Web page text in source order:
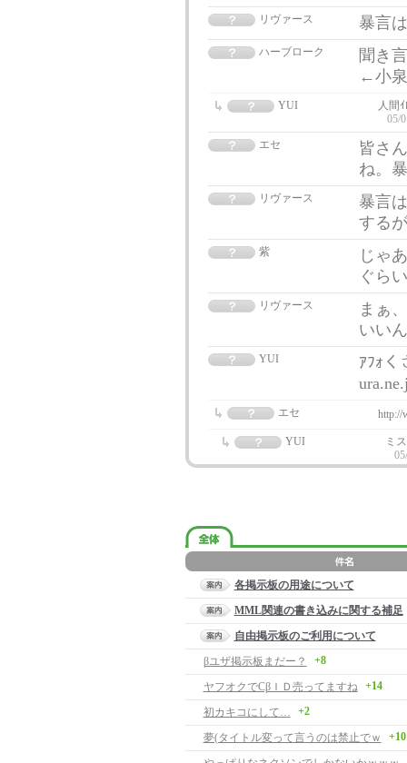
リヴァース 暴言
ハーブローク
聞き
←小
YUI
人間
05/
エセ
皆さ
ね。
リヴァース
暴言
する
紫
じゃ
ぐら
リヴァース
まぁ
いい
YUI
ｱﾌｫく
エセ http://
YUI
ミ
各掲示板の用途について
MML関連の書き込みに関する補足
自由掲示板のご利用について
βユザ掲示板まだー？
+8
ヤフオクでCβＩＤ売ってますね +14
初カキコにして… +2
夢(タイトル変って言うのは禁止でｗ +10